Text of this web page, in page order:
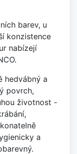
barev, u
konzistence
nabízejí
hedvábný a
povrch,
životnost -
a